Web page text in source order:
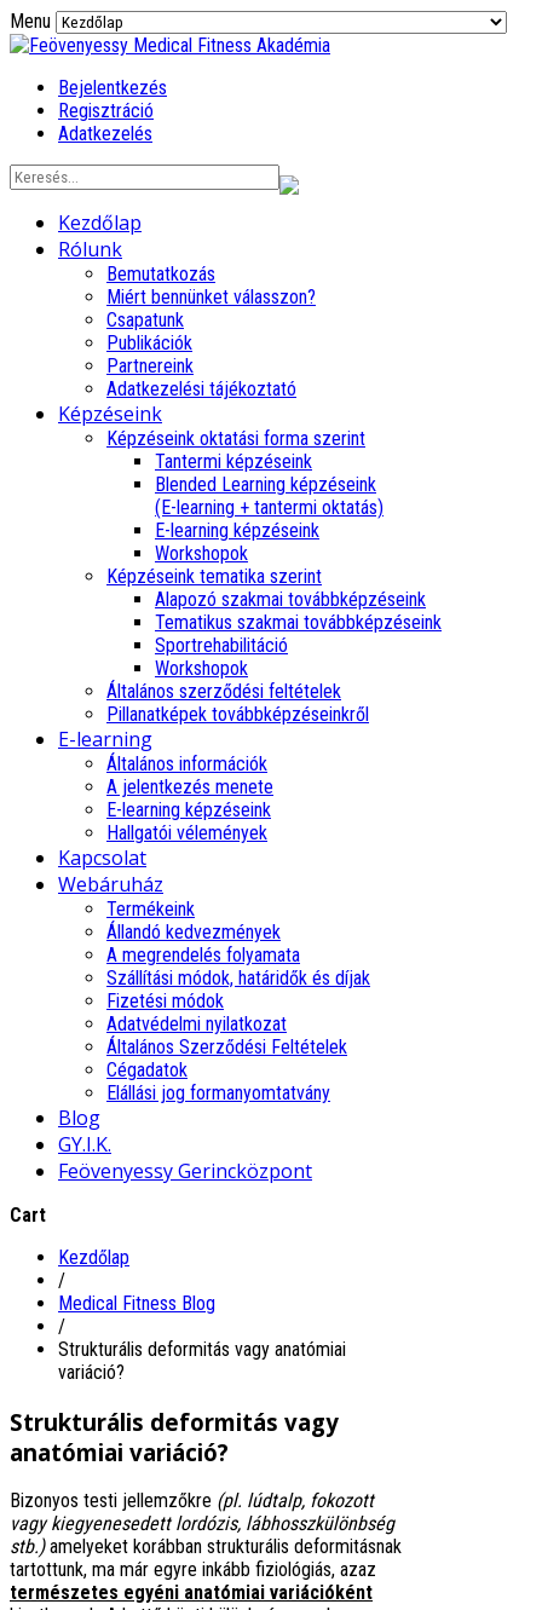
Menu
Bejelentkezés
Regisztráció
Adatkezelés
Kezdőlap
Rólunk
Bemutatkozás
Miért bennünket válasszon?
Csapatunk
Publikációk
Partnereink
Adatkezelési tájékoztató
Képzéseink
Képzéseink oktatási forma szerint
Tantermi képzéseink
Blended Learning képzéseink
(E-learning + tantermi oktatás)
E-learning képzéseink
Workshopok
Képzéseink tematika szerint
Alapozó szakmai továbbképzéseink
Tematikus szakmai továbbképzéseink
Sportrehabilitáció
Workshopok
Általános szerződési feltételek
Pillanatképek továbbképzéseinkről
E-learning
Általános információk
A jelentkezés menete
E-learning képzéseink
Hallgatói vélemények
Kapcsolat
Webáruház
Termékeink
Állandó kedvezmények
A megrendelés folyamata
Szállítási módok, határidők és díjak
Fizetési módok
Adatvédelmi nyilatkozat
Általános Szerződési Feltételek
Cégadatok
Elállási jog formanyomtatvány
Blog
GY.I.K.
Feövenyessy Gerincközpont
Cart
Kezdőlap
/
Medical Fitness Blog
/
Strukturális deformitás vagy anatómiai
variáció?
Strukturális deformitás vagy
anatómiai variáció?
Bizonyos testi jellemzőkre (pl. lúdtalp, fokozott
vagy kiegyenesedett lordózis, lábhosszkülönbség
stb.)amelyeket korábban strukturális deformitásnak
tartottunk, ma már egyre inkább fiziológiás, azaz
természetes egyéni anatómiai variációként